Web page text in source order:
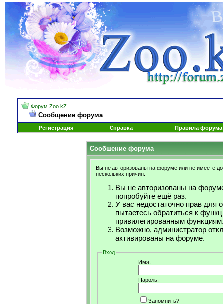
Форум Zoo.kZ
Сообщение форума
Регистрация Справка Правила форума
Сообщение форума
Вы не авторизованы на форуме или не имеете
нескольких причин:
Вы не авторизованы на
попробуйте ещё раз.
У вас недостаточно прав для
пытаетесь обратиться к
привилегированным функциям.
Возможно, администратор
активированы на форуме.
Вход
Имя:
Пароль:
Запомнить?